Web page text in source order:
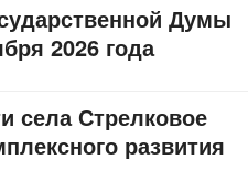
Думы
2026 года
села Стрелковое
развития